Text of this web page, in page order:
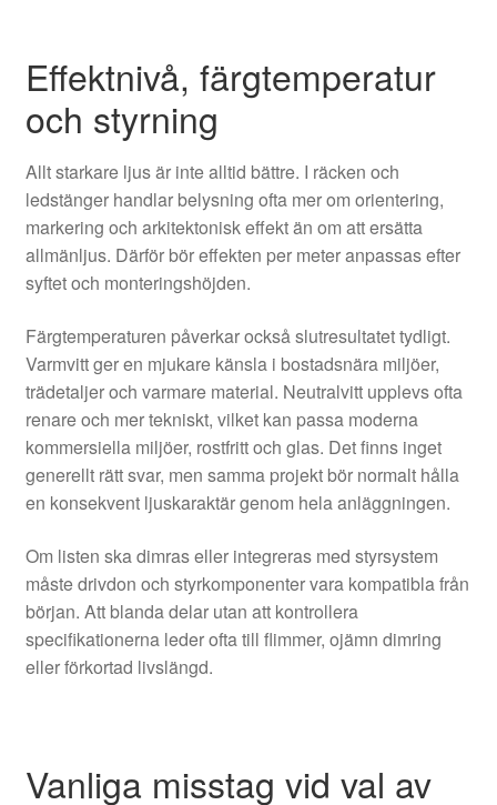
Effektnivå, färgtemperatur
och styrning
Allt starkare ljus är inte alltid bättre. I räcken och
ledstänger handlar belysning ofta mer om orientering,
markering och arkitektonisk effekt än om att ersätta
allmänljus. Därför bör effekten per meter anpassas efter
syftet och monteringshöjden.
Färgtemperaturen påverkar också slutresultatet tydligt.
Varmvitt ger en mjukare känsla i bostadsnära miljöer,
trädetaljer och varmare material. Neutralvitt upplevs ofta
renare och mer tekniskt, vilket kan passa moderna
kommersiella miljöer, rostfritt och glas. Det finns inget
generellt rätt svar, men samma projekt bör normalt hålla
en konsekvent ljuskaraktär genom hela anläggningen.
Om listen ska dimras eller integreras med styrsystem
måste drivdon och styrkomponenter vara kompatibla från
början. Att blanda delar utan att kontrollera
specifikationerna leder ofta till flimmer, ojämn dimring
eller förkortad livslängd.
Vanliga misstag vid val av